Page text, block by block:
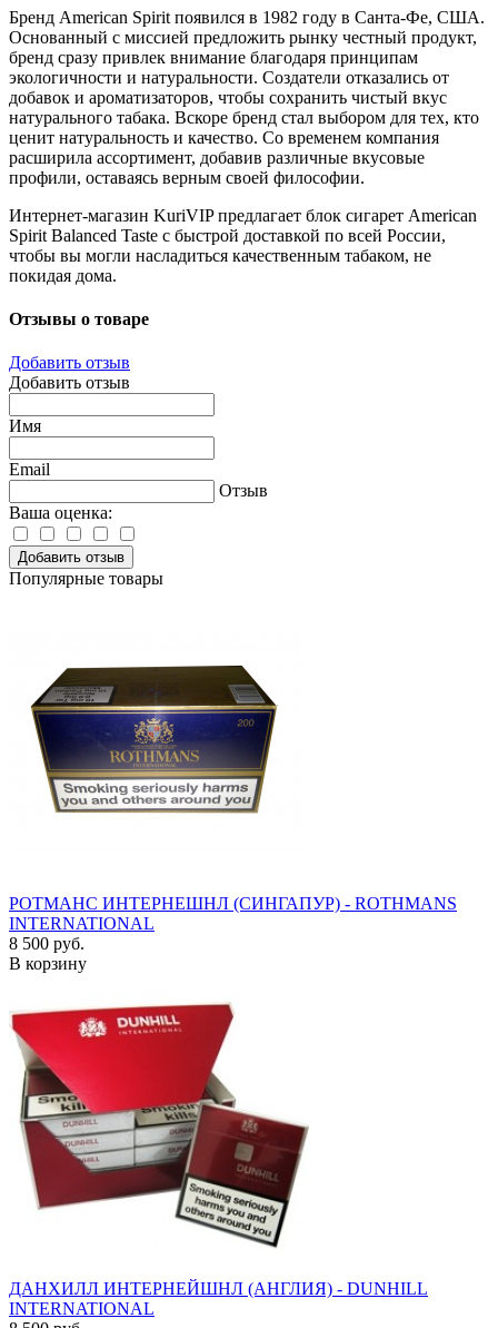
Бренд American Spirit появился в 1982 году в Санта-Фе, США.
Основанный с миссией предложить рынку честный продукт,
бренд сразу привлек внимание благодаря принципам
экологичности и натуральности. Создатели отказались от
добавок и ароматизаторов, чтобы сохранить чистый вкус
натурального табака. Вскоре бренд стал выбором для тех, кто
ценит натуральность и качество. Со временем компания
расширила ассортимент, добавив различные вкусовые
профили, оставаясь верным своей философии.
Интернет-магазин KuriVIP предлагает блок сигарет American
Spirit Balanced Taste с быстрой доставкой по всей России,
чтобы вы могли насладиться качественным табаком, не
покидая дома.
Отзывы о товаре
Добавить отзыв
Добавить отзыв
Имя
Email
Отзыв
Ваша оценка:
Добавить отзыв
Популярные товары
РОТМАНС ИНТЕРНЕШНЛ (СИНГАПУР) - ROTHMANS
INTERNATIONAL
8 500 руб.
В корзину
ДАНХИЛЛ ИНТЕРНЕЙШНЛ (АНГЛИЯ) - DUNHILL
INTERNATIONAL